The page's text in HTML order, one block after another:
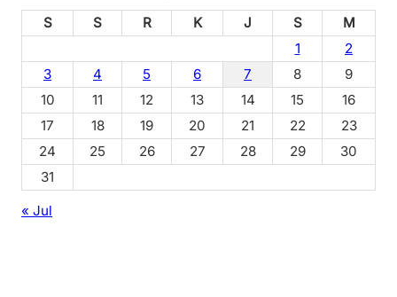
S
S R K J S
M
1
2
3
4 5 6 7 8
9
10
11 12 13 14 15
16
17
18 19 20 21 22
23
24
25 26 27 28 29
30
31
« Jul